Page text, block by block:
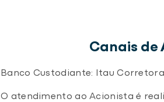
Canais
Banco Custodiante: Itau
O atendimento ao Acionista é